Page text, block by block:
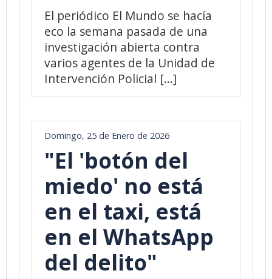
El periódico El Mundo se hacía
eco la semana pasada de una
investigación abierta contra
varios agentes de la Unidad de
Intervención Policial [...]
Domingo, 25 de Enero de 2026
"El 'botón del
miedo' no está
en el taxi, está
en el WhatsApp
del delito"